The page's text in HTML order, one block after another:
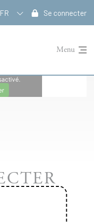
FR Se connecter
Menu